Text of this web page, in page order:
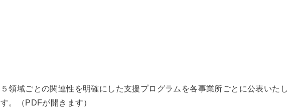
５領域ごとの関連性を明確にした支援プログラムを各事業所ごとに公表いた
す。（PDFが開きます）